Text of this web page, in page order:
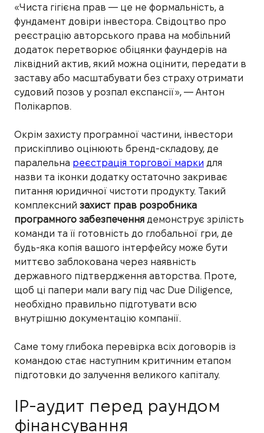
«Чиста гігієна прав — це не формальність, а
фундамент довіри інвестора. Свідоцтво про
реєстрацію авторського права на мобільний
додаток перетворює обіцянки фаундерів на
ліквідний актив, який можна оцінити, передати в
заставу або масштабувати без страху отримати
судовий позов у розпал експансії», — Антон
Полікарпов.
Окрім захисту програмної частини, інвестори
прискіпливо оцінюють бренд-складову, де
паралельна реєстрація торгової марки для
назви та іконки додатку остаточно закриває
питання юридичної чистоти продукту. Такий
комплексний захист прав розробника
програмного забезпечення демонструє зрілість
команди та її готовність до глобальної гри, де
будь-яка копія вашого інтерфейсу може бути
миттєво заблокована через наявність
державного підтвердження авторства. Проте,
щоб ці папери мали вагу під час Due Diligence,
необхідно правильно підготувати всю
внутрішню документацію компанії.
Саме тому глибока перевірка всіх договорів із
командою стає наступним критичним етапом
підготовки до залучення великого капіталу.
IP-аудит перед раундом
фінансування